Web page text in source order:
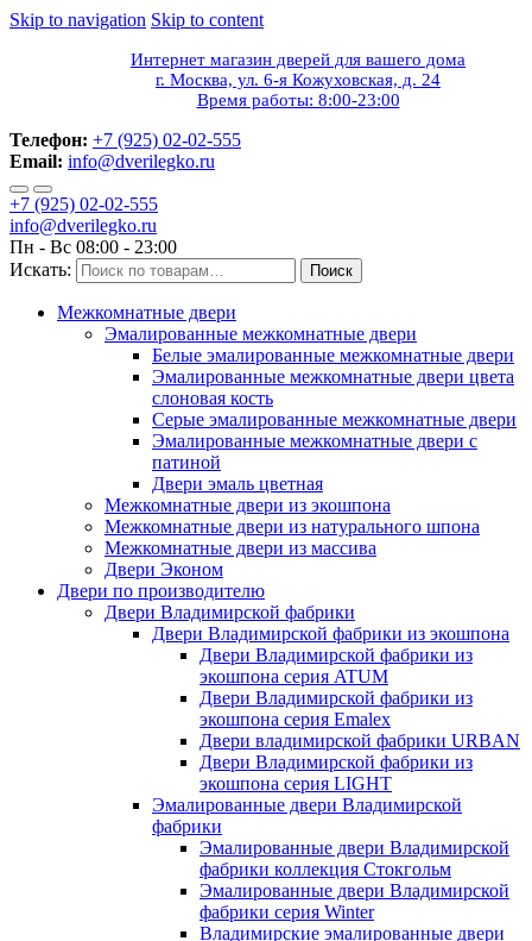
Skip to navigation Skip to content
Интернет магазин дверей для вашего дома
г. Москва, ул. 6-я Кожуховская, д. 24
Время работы: 8:00-23:00
Телефон: +7 (925) 02-02-555
Email: info@dverilegko.ru
+7 (925) 02-02-555
info@dverilegko.ru
Пн - Вс 08:00 - 23:00
Искать:
Поиск
Межкомнатные двери
Эмалированные межкомнатные двери
Белые эмалированные межкомнатные двери
Эмалированные межкомнатные двери цвета
слоновая кость
Серые эмалированные межкомнатные двери
Эмалированные межкомнатные двери c
патиной
Двери эмаль цветная
Межкомнатные двери из экошпона
Межкомнатные двери из натурального шпона
Межкомнатные двери из массива
Двери Эконом
Двери по производителю
Двери Владимирской фабрики
Двери Владимирской фабрики из экошпона
Двери Владимирской фабрики из
экошпона серия ATUM
Двери Владимирской фабрики из
экошпона серия Emalex
Двери владимирской фабрики URBAN
Двери Владимирской фабрики из
экошпона серия LIGHT
Эмалированные двери Владимирской
фабрики
Эмалированные двери Владимирской
фабрики коллекция Стокгольм
Эмалированные двери Владимирской
фабрики серия Winter
Владимирские эмалированные двери